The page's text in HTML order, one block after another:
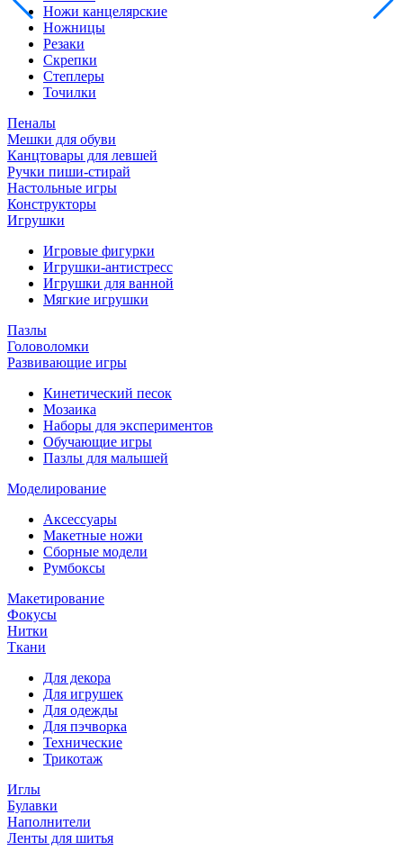
Ножи канцелярские
Ножницы
Резаки
Скрепки
Степлеры
Точилки
Пеналы
Мешки для обуви
Канцтовары для левшей
Ручки пиши-стирай
Настольные игры
Конструкторы
Игрушки
Игровые фигурки
Игрушки-антистресс
Игрушки для ванной
Мягкие игрушки
Пазлы
Головоломки
Развивающие игры
Кинетический песок
Мозаика
Наборы для экспериментов
Обучающие игры
Пазлы для малышей
Моделирование
Аксессуары
Макетные ножи
Сборные модели
Румбоксы
Макетирование
Фокусы
Нитки
Ткани
Для декора
Для игрушек
Для одежды
Для пэчворка
Технические
Трикотаж
Иглы
Булавки
Наполнители
Ленты для шитья